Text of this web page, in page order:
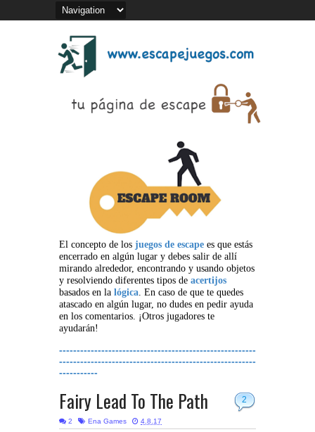
El concepto de los juegos de escape es que estás
encerrado en algún lugar y debes salir de allí
mirando alrededor, encontrando y usando objetos
y resolviendo diferentes tipos de acertijos
basados en la lógica. En caso de que te quedes
atascado en algún lugar, no dudes en pedir ayuda
en los comentarios. ¡Otros jugadores te
ayudarán!
--------------------------------------------------------
--------------------------------------------------------
-----------
2
Fairy Lead To The Path
2 Ena Games 4.8.17